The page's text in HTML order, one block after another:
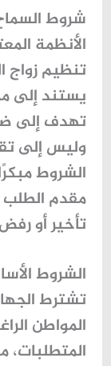
شروط
الأنظمة
تنظيم زواج
يستند إلى
تهدف إلى
وليس إلى
الشروط
مقدم
تأخير أو
الشروط
تشترط
المواطن
المتطلبات،